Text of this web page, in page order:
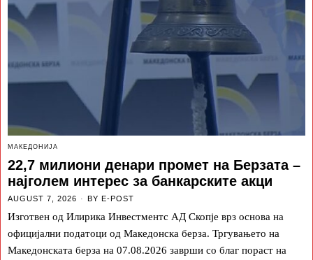
МАКЕДОНИЈА
22,7 милиони денари промет на Берзата –
најголем интерес за банкарските акци
AUGUST 7, 2026 BY E-POST
Изготвен од Илирика Инвестментс АД Скопје врз основа на
официјални податоци од Македонска берза. Тргувањето на
Македонската берза на 07.08.2026 заврши со благ пораст на